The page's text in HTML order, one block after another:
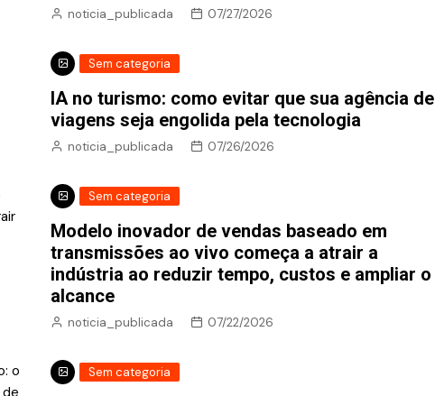
noticia_publicada 07/27/2026
Sem categoria
IA no turismo: como evitar que sua agência de
viagens seja engolida pela tecnologia
noticia_publicada 07/26/2026
Sem categoria
Modelo inovador de vendas baseado em
transmissões ao vivo começa a atrair a
indústria ao reduzir tempo, custos e ampliar o
alcance
noticia_publicada 07/22/2026
Sem categoria